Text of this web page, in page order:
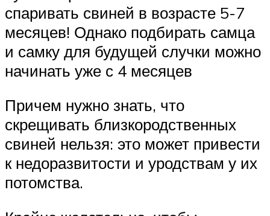
спаривать свиней в возрасте 5-7
месяцев! Однако подбирать самца
и самку для будущей случки можно
начинать уже с 4 месяцев
Причем нужно знать, что
скрещивать близкородственных
свиней нельзя: это может привести
к недоразвитости и уродствам у их
потомства.